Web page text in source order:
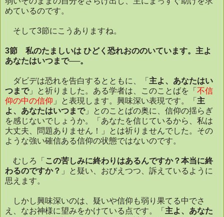
めているのです。
そして3節にこうありますね。
3節 私のたましいは ひどく恐れおののいています。主よ
あなたはいつまで──。
ダビデは恐れを告白するとともに、「 主よ、あなたはい
つまで」と祈りました。ある学者は、このことばを「 不信
仰の中の信仰 」と表現します。興味深い表現です。「 主
よ、あなたはいつまで」とのことばの奥に、信仰の揺らぎ
を感じないでしょうか。「あなたを信じているから、私は
大丈夫、問題ありません！」とは祈りませんでした。その
ような強い確信ある信仰の状態ではないのです。
むしろ「 この苦しみに終わりはあるんですか？本当に終
わるのですか？ 」と疑い、おびえつつ、訴えているように
思えます。
しかし興味深いのは、疑いや信仰も弱り果てる中でさ
え、なお神様に望みをかけている点です。「 主よ、あなた